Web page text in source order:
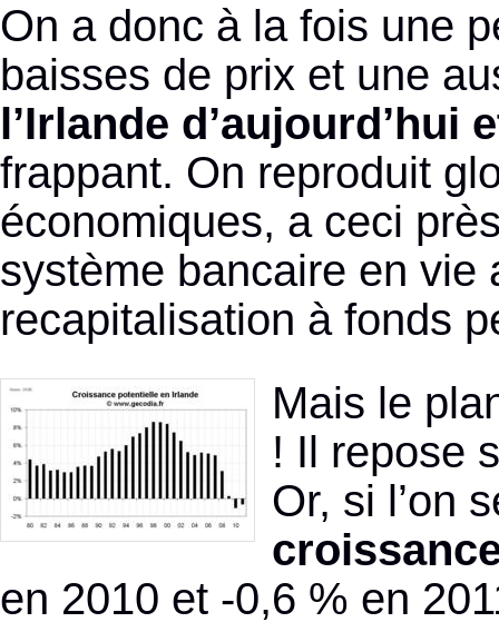
On a donc à la fois une
baisses de prix et une
l’Irlande d’aujourd’hui
frappant. On reproduit
économiques, a ceci
système bancaire en vie
recapitalisation à fonds
Mais le
! Il repose
Or, si l’on
en 2010 et -0,6 % en